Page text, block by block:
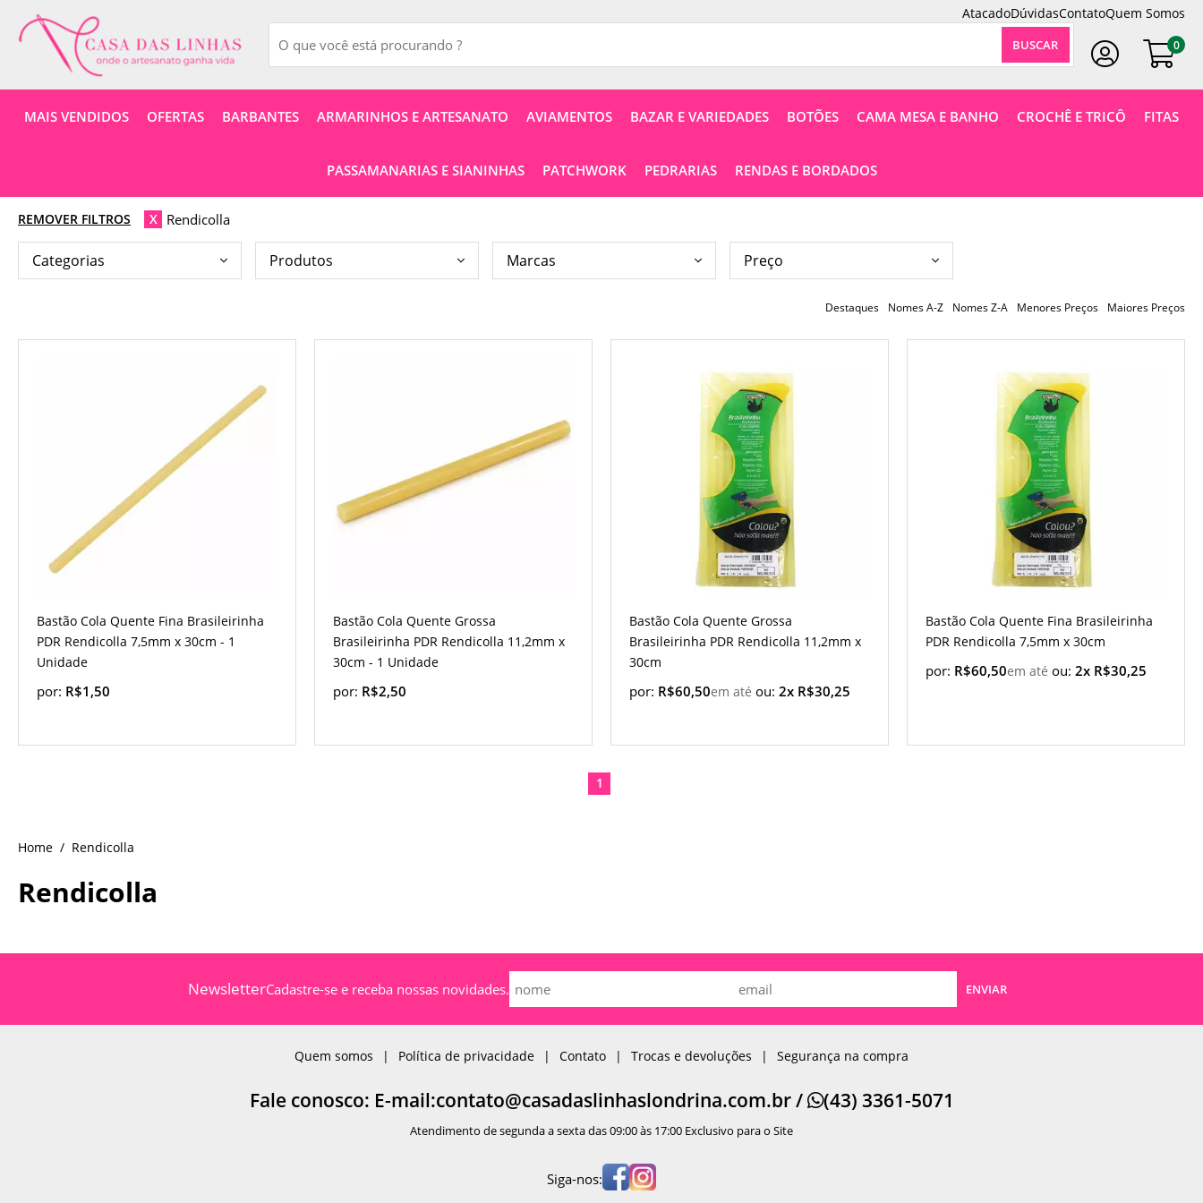
AtacadoDúvidasContatoQuem Somos
MAIS VENDIDOS OFERTAS BARBANTES ARMARINHOS E ARTESANATO AVIAMENTOS BAZAR E VARIEDADES BOTÕES CAMA MESA E BANHO CROCHÊ E TRICÔ FITAS
PASSAMANARIAS E SIANINHAS PATCHWORK PEDRARIAS RENDAS E BORDADOS
0
Rendicolla
Rendicolla
REMOVER FILTROS Rendicolla
X
Destaques Nomes A-Z Nomes Z-A Menores Preços Maiores Preços
Bastão Cola Quente Fina Brasileirinha
PDR Rendicolla 7,5mm x 30cm - 1
Unidade
por: R$1,50
Bastão Cola Quente Grossa
Brasileirinha PDR Rendicolla 11,2mm x
30cm - 1 Unidade
por: R$2,50
Bastão Cola Quente Grossa
Brasileirinha PDR Rendicolla 11,2mm x
30cm
por: R$60,50 ou: 2x R$30,25
Bastão Cola Quente Fina Brasileirinha
PDR Rendicolla 7,5mm x 30cm
por: R$60,50 ou: 2x R$30,25
1
NewsletterCadastre-se e receba nossas novidades. ENVIAR
Quem somos Política de privacidade Contato Trocas e devoluções Segurança na compra
Fale conosco: E-mail:contato@casadaslinhaslondrina.com.br / (43) 3361-5071
Atendimento de segunda a sexta das 09:00 às 17:00 Exclusivo para o Site
Siga-nos: